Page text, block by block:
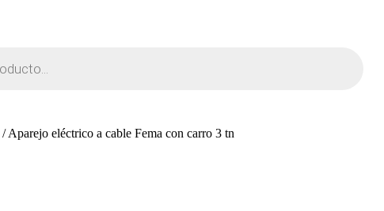
/ Aparejo eléctrico a cable Fema con carro 3 tn